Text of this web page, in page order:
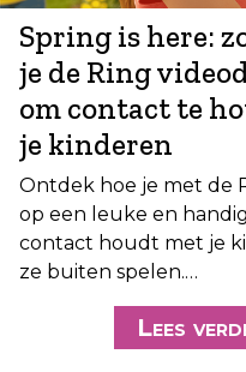
Spring is here:
je de Ring
om contact te
je kinderen
Ontdek hoe je met de
op een leuke en
contact houdt met je
ze buiten spelen.…
Lees